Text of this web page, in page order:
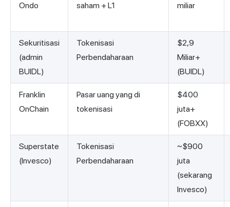
Ondo
saham + L1
miliar
Sekuritisasi
(admin
BUIDL)
Tokenisasi
Perbendaharaan
$2,9
Miliar+
(BUIDL)
Franklin
OnChain
Pasar uang yang di
tokenisasi
$400
juta+
(FOBXX)
Superstate
(Invesco)
Tokenisasi
Perbendaharaan
~$900
juta
(sekarang
Invesco)